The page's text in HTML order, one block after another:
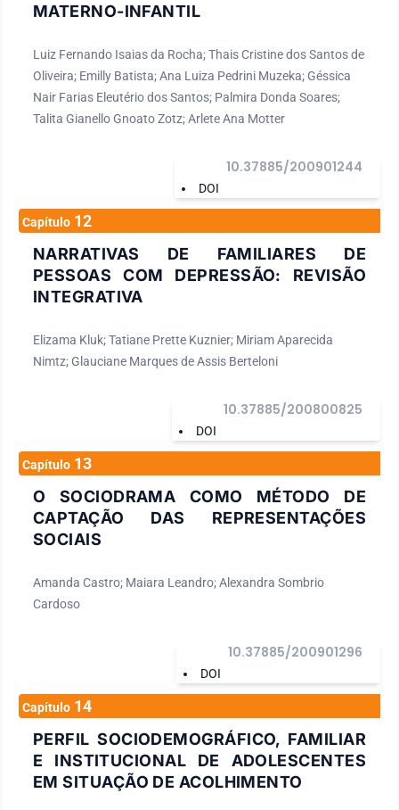
MATERNO-INFANTIL
Luiz Fernando Isaias da Rocha; Thais Cristine dos Santos de
Oliveira; Emilly Batista; Ana Luiza Pedrini Muzeka; Géssica
Nair Farias Eleutério dos Santos; Palmira Donda Soares;
Talita Gianello Gnoato Zotz; Arlete Ana Motter
DOI
10.37885/200901244
Capítulo 12
NARRATIVAS DE FAMILIARES DE
PESSOAS COM DEPRESSÃO: REVISÃO
INTEGRATIVA
Elizama Kluk; Tatiane Prette Kuznier; Miriam Aparecida
Nimtz; Glauciane Marques de Assis Berteloni
DOI
10.37885/200800825
Capítulo 13
O SOCIODRAMA COMO MÉTODO DE
CAPTAÇÃO DAS REPRESENTAÇÕES
SOCIAIS
Amanda Castro; Maiara Leandro; Alexandra Sombrio
Cardoso
DOI
10.37885/200901296
Capítulo 14
PERFIL SOCIODEMOGRÁFICO, FAMILIAR
E INSTITUCIONAL DE ADOLESCENTES
EM SITUAÇÃO DE ACOLHIMENTO